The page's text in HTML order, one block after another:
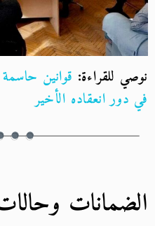
نوصي للقراءة: قوانين
في دور انعقاده الأخير
الضمانات